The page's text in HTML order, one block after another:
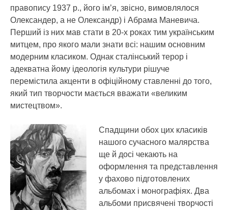
правопису 1937 р., його ім’я, звісно, вимовлялося
Олександер, а не Олександр) і Абрама Маневича.
Перший із них мав стати в 20-х роках тим українським
митцем, про якого мали знати всі: нашим основним
модерним класиком. Однак сталінський терор і
адекватна йому ідеологія культури рішуче
перемістила акценти в офіційному ставленні до того,
який тип творчости мається вважати «великим
мистецтвом».
Спадщини обох цих класиків
нашого сучасного малярства
ще й досі чекають на
оформлення та представлення
у фахово підготовлених
альбомах і монографіях. Два
альбоми присвячені творчості